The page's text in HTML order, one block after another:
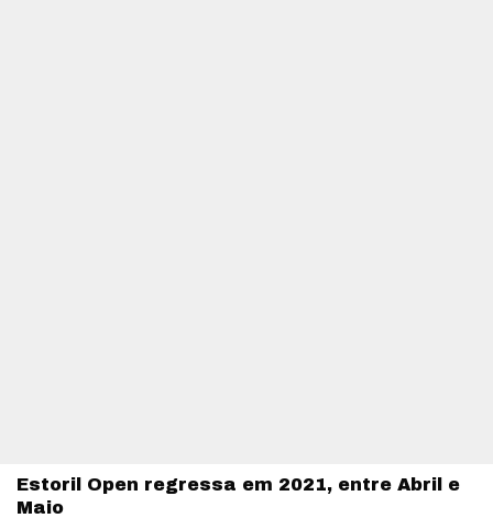
Estoril Open regressa em 2021, entre Abril e
Maio